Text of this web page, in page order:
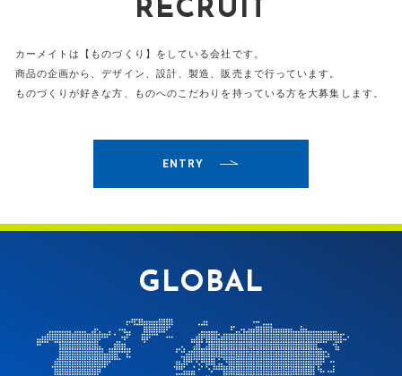
RECRUIT
カーメイトは【ものづくり】をしている会社です。
商品の企画から、デザイン、設計、製造、販売まで行っています。
ものづくりが好きな方、ものへのこだわりを持っている方を大募集します。
ENTRY
GLOBAL